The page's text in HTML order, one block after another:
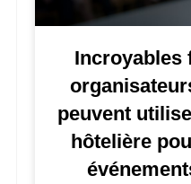
Incroyables
peuvent
hôtelière